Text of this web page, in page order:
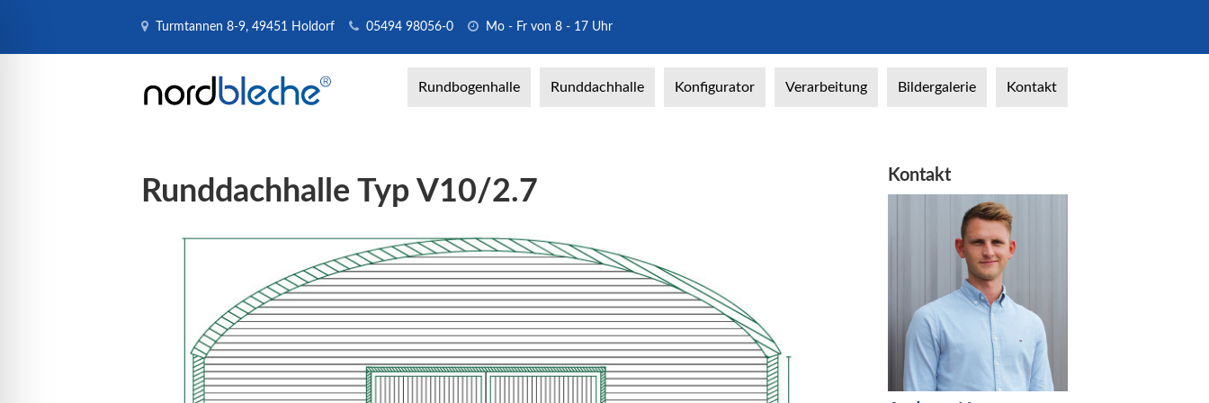
Turmtannen 8-9, 49451 Holdorf 05494 98056-0 Mo - Fr von 8 - 17 Uhr
Rundbogenhalle Runddachhalle Konfigurator Verarbeitung Bildergalerie Kontakt
Runddachhalle Typ V10/2.7 Kontakt